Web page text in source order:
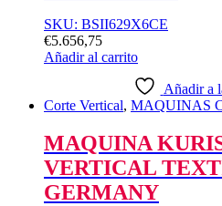
SKU: BSII629X6CE
€5.656,75
Añadir al carrito
Añadir a
Corte Vertical, MAQUINAS
MAQUINA
VERTICAL
GERMANY